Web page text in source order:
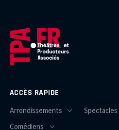
ACCÈS RAPIDE